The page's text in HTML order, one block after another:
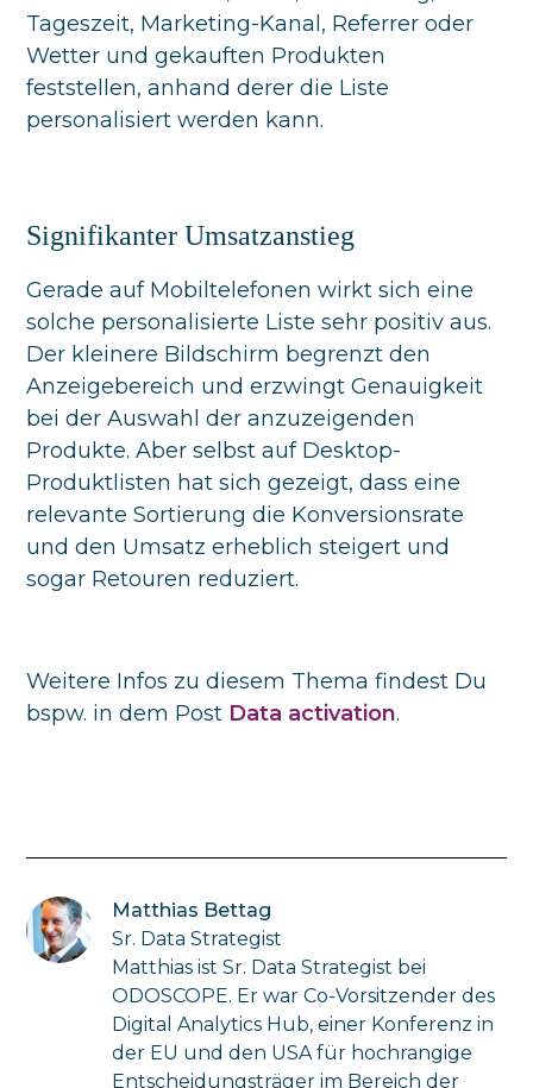
Tageszeit, Marketing-Kanal, Referrer oder
Wetter und gekauften Produkten
feststellen, anhand derer die Liste
personalisiert werden kann.
Signifikanter Umsatzanstieg
Gerade auf Mobiltelefonen wirkt sich eine
solche personalisierte Liste sehr positiv aus.
Der kleinere Bildschirm begrenzt den
Anzeigebereich und erzwingt Genauigkeit
bei der Auswahl der anzuzeigenden
Produkte. Aber selbst auf Desktop-
Produktlisten hat sich gezeigt, dass eine
relevante Sortierung die Konversionsrate
und den Umsatz erheblich steigert und
sogar Retouren reduziert.
Weitere Infos zu diesem Thema findest Du
bspw. in dem Post Data activation.
Matthias Bettag
Sr. Data Strategist
Matthias ist Sr. Data Strategist bei
ODOSCOPE. Er war Co-Vorsitzender des
Digital Analytics Hub, einer Konferenz in
der EU und den USA für hochrangige
Entscheidungsträger im Bereich der